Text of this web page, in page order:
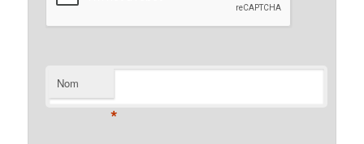
Nom
*